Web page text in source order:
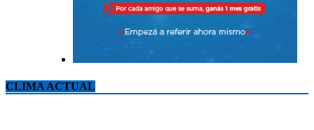
CLIMA ACTUAL